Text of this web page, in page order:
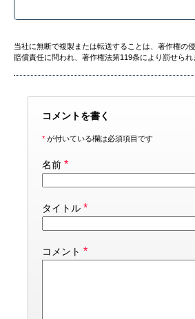
当社に無断で複製または転送することは、著作権の
賠償責任に問われ、著作権法第119条により罰せられ
コメントを書く
* が付いている欄は必須項目です
名前 *
タイトル *
コメント *